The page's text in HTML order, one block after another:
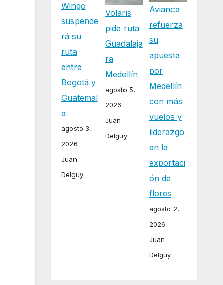
Wingo
suspende
rá su
ruta
entre
Bogotá y
Guatemal
a
agosto 3,
2026
Juan
Delguy
Volaris
pide ruta
Guadalaja
ra
Medellín
agosto 5,
2026
Juan
Delguy
Avianca
refuerza
su
apuesta
por
Medellín
con más
vuelos y
liderazgo
en la
exportaci
ón de
flores
agosto 2,
2026
Juan
Delguy